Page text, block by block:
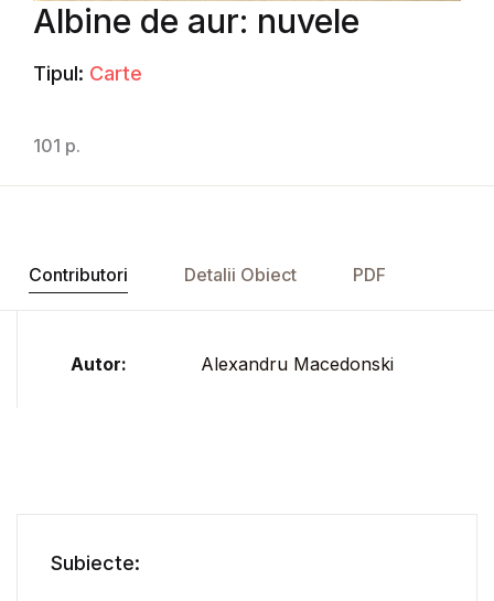
Albine de aur: nuvele
Tipul: Carte
101 p.
Contributori Detalii Obiect PDF
Autor: Alexandru Macedonski
Subiecte: